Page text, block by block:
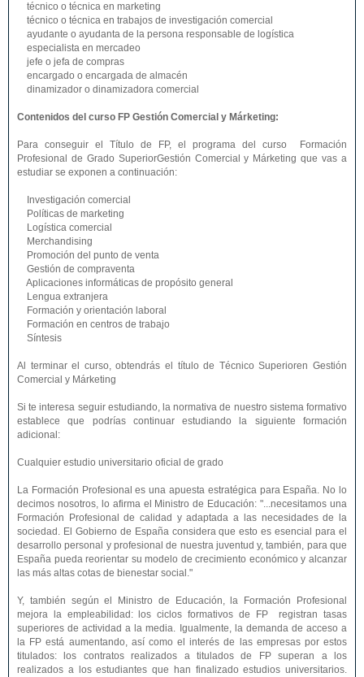
técnico o técnica en marketing
técnico o técnica en trabajos de investigación comercial
ayudante o ayudanta de la persona responsable de logística
especialista en mercadeo
jefe o jefa de compras
encargado o encargada de almacén
dinamizador o dinamizadora comercial
Contenidos del curso FP Gestión Comercial y Márketing:
Para conseguir el Título de FP, el programa del curso Formación
Profesional de Grado SuperiorGestión Comercial y Márketing que vas a
estudiar se exponen a continuación:
Investigación comercial
Políticas de marketing
Logística comercial
Merchandising
Promoción del punto de venta
Gestión de compraventa
Aplicaciones informáticas de propósito general
Lengua extranjera
Formación y orientación laboral
Formación en centros de trabajo
Síntesis
Al terminar el curso, obtendrás el título de Técnico Superioren Gestión
Comercial y Márketing
Si te interesa seguir estudiando, la normativa de nuestro sistema formativo
establece que podrías continuar estudiando la siguiente formación
adicional:
Cualquier estudio universitario oficial de grado
La Formación Profesional es una apuesta estratégica para España. No lo
decimos nosotros, lo afirma el Ministro de Educación: "...necesitamos una
Formación Profesional de calidad y adaptada a las necesidades de la
sociedad. El Gobierno de España considera que esto es esencial para el
desarrollo personal y profesional de nuestra juventud y, también, para que
España pueda reorientar su modelo de crecimiento económico y alcanzar
las más altas cotas de bienestar social."
Y, también según el Ministro de Educación, la Formación Profesional
mejora la empleabilidad: los ciclos formativos de FP registran tasas
superiores de actividad a la media. Igualmente, la demanda de acceso a
la FP está aumentando, así como el interés de las empresas por estos
titulados: los contratos realizados a titulados de FP superan a los
realizados a los estudiantes que han finalizado estudios universitarios.